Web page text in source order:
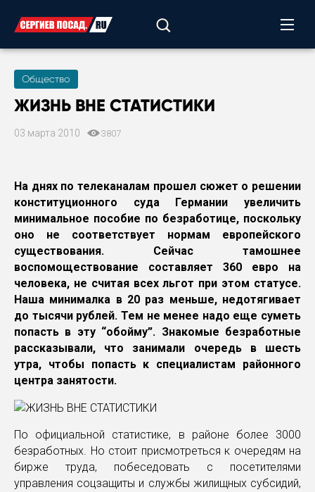
Общество
ЖИЗНЬ ВНЕ СТАТИСТИКИ
03 марта 2010 3807
На днях по телеканалам прошел сюжет о решении
конституционного суда Германии увеличить
минимальное пособие по безработице, поскольку
оно не соответствует нормам европейского
существования. Сейчас тамошнее
воспомоществование составляет 360 евро на
человека, не считая всех льгот при этом статусе.
Наша минималка в 20 раз меньше, недотягивает
до тысячи рублей. Тем не менее надо еще суметь
попасть в эту “обойму”. Знакомые безработные
рассказывали, что занимали очередь в шесть
утра, чтобы попасть к специалистам районного
центра занятости.
По официальной статистике, в районе более 3000
безработных. Но стоит присмотреться к очередям на
бирже труда, побеседовать с посетителями
управления соцзащиты и службы жилищных субсидий,